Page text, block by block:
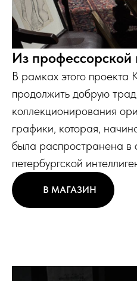
Из профессорской
В рамках этого проекта
продолжить добрую
коллекционирования
графики, которая,
была распространена в
петербургской
В МАГАЗИН